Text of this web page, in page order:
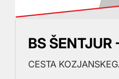
BS
CESTA